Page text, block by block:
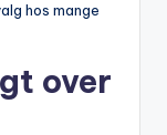
hos mange
over